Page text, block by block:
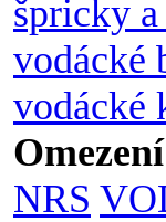
špricky
vodácké
vodácké
NRS